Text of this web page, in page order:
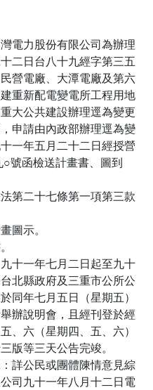
電力股份有限公司為辦理
二日台八十九經字第三五
營電廠、大潭電廠及第六
重新配電變電所工程用地
大公共建設辦理逕為變更
申請由內政部辦理逕為變
一年五月二十二日經授營
號函檢送計畫書、圖到
第二十七條第一項第三款
圖示。
十一年七月二日起至九十
北縣政府及三重市公所公
同年七月五日（星期五）
辦說明會，且經刊登於經
、六（星期四、五、六）
版等三天公告完竣。
詳公民或團體陳情意見綜
司九十一年八月十二日電